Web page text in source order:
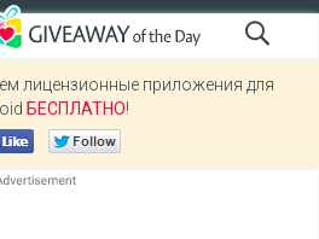
лицензионные приложения для
БЕСПЛАТНО!